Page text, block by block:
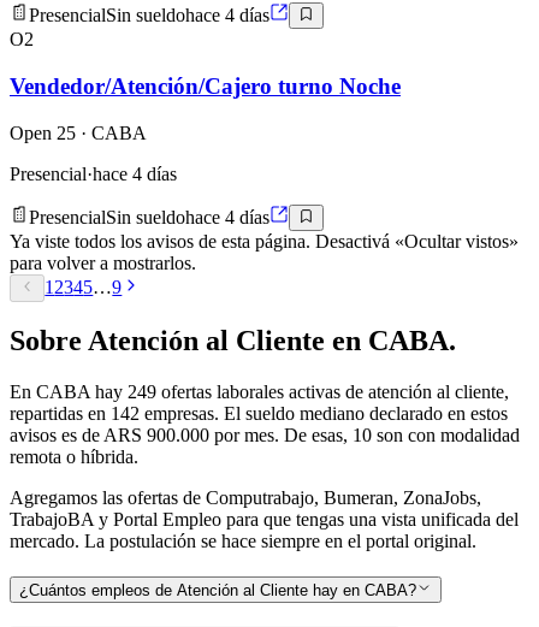
PresencialSin sueldohace 4 días
O2
Vendedor/Atención/Cajero turno Noche
Open 25 · CABA
Presencial·hace 4 días
PresencialSin sueldohace 4 días
Ya viste todos los avisos de esta página. Desactivá «Ocultar vistos»
para volver a mostrarlos.
12345…9
Sobre Atención al Cliente en CABA.
En CABA hay 249 ofertas laborales activas de atención al cliente,
repartidas en 142 empresas. El sueldo mediano declarado en estos
avisos es de ARS 900.000 por mes. De esas, 10 son con modalidad
remota o híbrida.
Agregamos las ofertas de Computrabajo, Bumeran, ZonaJobs,
TrabajoBA y Portal Empleo para que tengas una vista unificada del
mercado. La postulación se hace siempre en el portal original.
¿Cuántos empleos de Atención al Cliente hay en CABA?